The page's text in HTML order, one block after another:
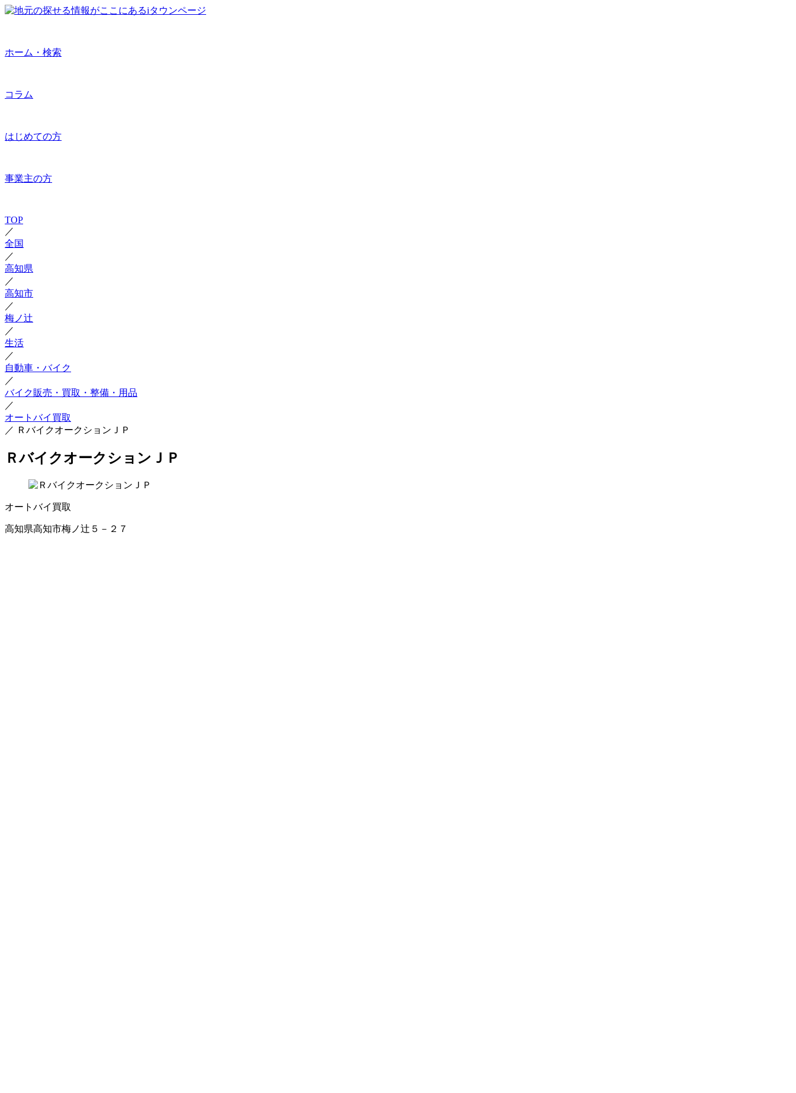
ホーム・検索
コラム
はじめての方
事業主の方
TOP
／
全国
／
高知県
／
高知市
／
梅ノ辻
／
生活
／
自動車・バイク
／
バイク販売・買取・整備・用品
／
オートバイ買取
／ ＲバイクオークションＪＰ
ＲバイクオークションＪＰ
オートバイ買取
高知県高知市梅ノ辻５－２７